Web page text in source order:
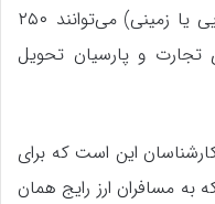
در این بین زائران عتبات عالیات (هوایی یا زمینی) می‌توانند ۲۵۰
تجارت و پارسیان تحویل
این است که برای
به مسافران ارز رایج همان